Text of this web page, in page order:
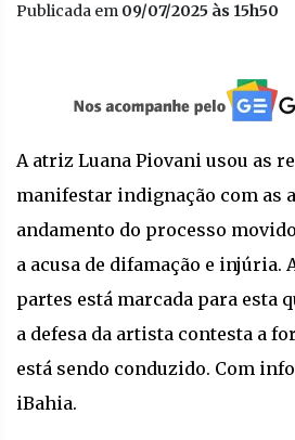
Publicada em 09/07/2025 às 15h50
A atriz Luana Piovani usou as
manifestar indignação com as
andamento do processo
a acusa de difamação e injúria.
partes está marcada para esta
a defesa da artista contesta a
está sendo conduzido. Com
iBahia.